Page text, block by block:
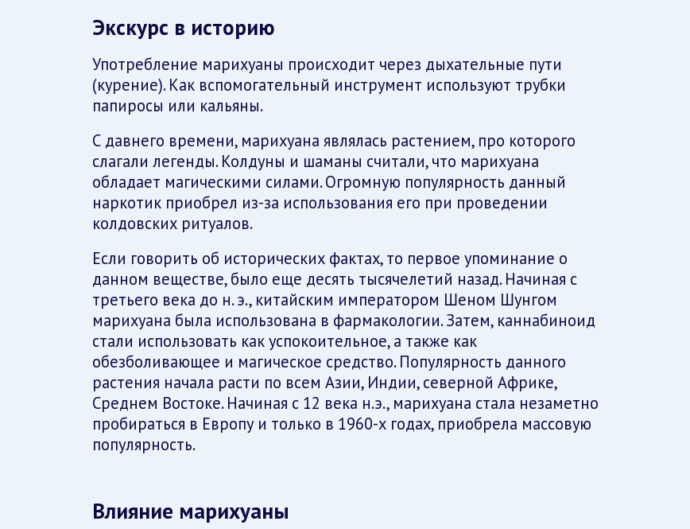
Экскурс в историю
Употребление марихуаны происходит через дыхательные пути
(курение). Как вспомогательный инструмент используют трубки
папиросы или кальяны.
С давнего времени, марихуана являлась растением, про которого
слагали легенды. Колдуны и шаманы считали, что марихуана
обладает магическими силами. Огромную популярность данный
наркотик приобрел из-за использования его при проведении
колдовских ритуалов.
Если говорить об исторических фактах, то первое упоминание о
данном веществе, было еще десять тысячелетий назад. Начиная с
третьего века до н. э., китайским императором Шеном Шунгом
марихуана была использована в фармакологии. Затем, каннабиноид
стали использовать как успокоительное, а также как
обезболивающее и магическое средство. Популярность данного
растения начала расти по всем Азии, Индии, северной Африке,
Среднем Востоке. Начиная с 12 века н.э., марихуана стала незаметно
пробираться в Европу и только в 1960-х годах, приобрела массовую
популярность.
Влияние марихуаны